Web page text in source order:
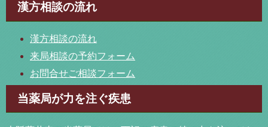
漢方相談の流れ
漢方相談の流れ
来局相談の予約フォーム
お問合せご相談フォーム
当薬局が力を注ぐ疾患